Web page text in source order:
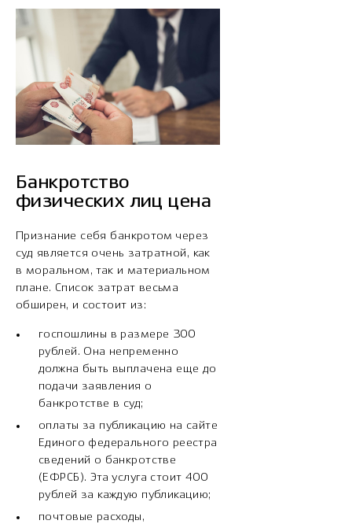
Банкротство
физических лиц цена
Признание себя банкротом через
суд является очень затратной, как
в моральном, так и материальном
плане. Список затрат весьма
обширен, и состоит из:
госпошлины в размере 300
рублей. Она непременно
должна быть выплачена еще до
подачи заявления о
банкротстве в суд;
оплаты за публикацию на сайте
Единого федерального реестра
сведений о банкротстве
(ЕФРСБ). Эта услуга стоит 400
рублей за каждую публикацию;
почтовые расходы,